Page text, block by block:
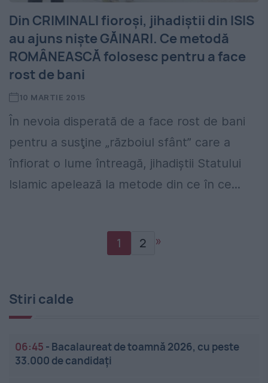
Din CRIMINALI fioroşi, jihadiştii din ISIS
au ajuns nişte GĂINARI. Ce metodă
ROMÂNEASCĂ folosesc pentru a face
rost de bani
10 MARTIE 2015
În nevoia disperată de a face rost de bani
pentru a susţine „războiul sfânt” care a
înfiorat o lume întreagă, jihadiştii Statului
Islamic apelează la metode din ce în ce...
1 2 »
Stiri calde
06:45 - Bacalaureat de toamnă 2026, cu peste
33.000 de candidați